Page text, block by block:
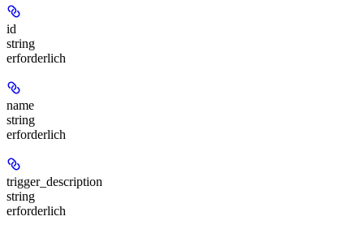
id
string
erforderlich
name
string
erforderlich
trigger_description
string
erforderlich